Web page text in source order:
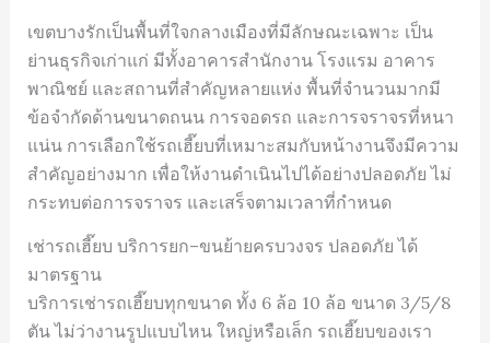
เขตบางรักเป็นพื้นที่ใจกลางเมืองที่มีลักษณะเฉพาะ เป็น
ย่านธุรกิจเก่าแก่ มีทั้งอาคารสำนักงาน โรงแรม อาคาร
พาณิชย์ และสถานที่สำคัญหลายแห่ง พื้นที่จำนวนมากมี
ข้อจำกัดด้านขนาดถนน การจอดรถ และการจราจรที่หนา
แน่น การเลือกใช้รถเฮี๊ยบที่เหมาะสมกับหน้างานจึงมีความ
สำคัญอย่างมาก เพื่อให้งานดำเนินไปได้อย่างปลอดภัย ไม่
กระทบต่อการจราจร และเสร็จตามเวลาที่กำหนด
เช่ารถเฮี๊ยบ บริการยก–ขนย้ายครบวงจร ปลอดภัย ได้
มาตรฐาน
บริการเช่ารถเฮี๊ยบทุกขนาด ทั้ง 6 ล้อ 10 ล้อ ขนาด 3/5/8
ตัน ไม่ว่างานรูปแบบไหน ใหญ่หรือเล็ก รถเฮี๊ยบของเรา